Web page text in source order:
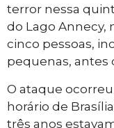
terror nessa
do Lago Annecy,
cinco pessoas,
pequenas, antes
O ataque
horário de
três anos